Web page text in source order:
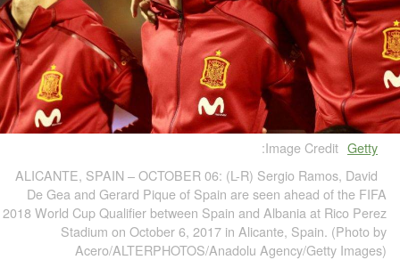
Image Credit: Getty
ALICANTE, SPAIN – OCTOBER 06: (L-R) Sergio Ramos, David
De Gea and Gerard Pique of Spain are seen ahead of the FIFA
2018 World Cup Qualifier between Spain and Albania at Rico Perez
Stadium on October 6, 2017 in Alicante, Spain. (Photo by
Acero/ALTERPHOTOS/Anadolu Agency/Getty Images)